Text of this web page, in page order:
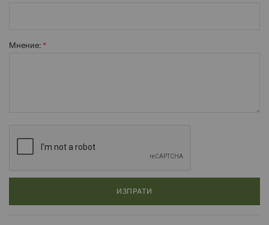
Мнение:
ИЗПРАТИ